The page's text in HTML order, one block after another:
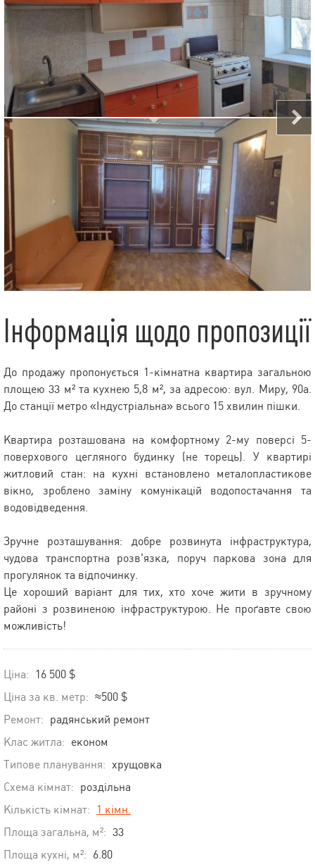
Інформація щодо пропозиції
До продажу пропонується 1-кімнатна квартира загальною
площею 33 м² та кухнею 5,8 м², за адресою: вул. Миру, 90а.
До станції метро «Індустріальна» всього 15 хвилин пішки.
Квартира розташована на комфортному 2-му поверсі 5-
поверхового цегляного будинку (не торець). У квартирі
житловий стан: на кухні встановлено металопластикове
вікно, зроблено заміну комунікацій водопостачання та
водовідведення.
Зручне розташування: добре розвинута інфраструктура,
чудова транспортна розв'язка, поруч паркова зона для
прогулянок та відпочинку.
Це хороший варіант для тих, хто хоче жити в зручному
районі з розвиненою інфраструктурою. Не проґавте свою
можливість!
Ціна:
16 500 $
Ціна за кв. метр: ≈500 $
Ремонт: радянський ремонт
Клас житла: економ
Типове планування: хрущовка
Схема кімнат: роздільна
Кількість кімнат:
1 кімн.
Площа загальна, м²: 33
Площа кухні, м²: 6.80